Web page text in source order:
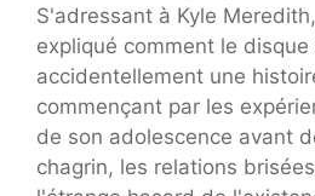
S'adressant à Kyle
expliqué comment le
accidentellement une
commençant par les
de son adolescence avant
chagrin, les relations